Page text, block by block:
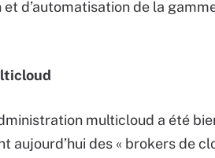
d’automatisation de la
multicloud a été
aujourd’hui des « brokers de